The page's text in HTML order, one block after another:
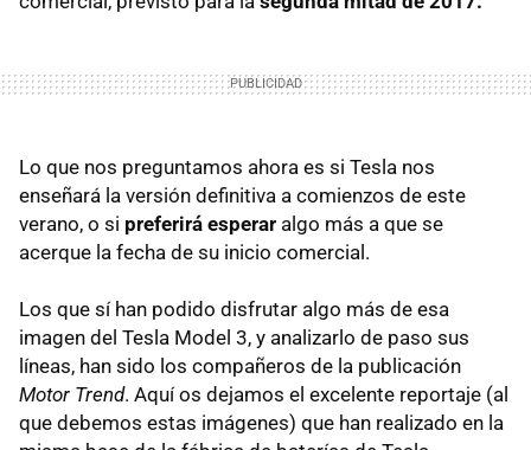
Lo que nos preguntamos ahora es si Tesla nos
enseñará la versión definitiva a comienzos de este
verano, o si preferirá esperar algo más a que se
acerque la fecha de su inicio comercial.
Los que sí han podido disfrutar algo más de esa
imagen del Tesla Model 3, y analizarlo de paso sus
líneas, han sido los compañeros de la publicación
Motor Trend. Aquí os dejamos el excelente reportaje (al
que debemos estas imágenes) que han realizado en la